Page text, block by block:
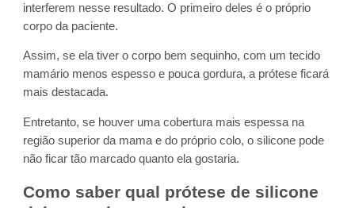
interferem nesse resultado. O primeiro deles é o próprio
corpo da paciente.
Assim, se ela tiver o corpo bem sequinho, com um tecido
mamário menos espesso e pouca gordura, a prótese ficará
mais destacada.
Entretanto, se houver uma cobertura mais espessa na
região superior da mama e do próprio colo, o silicone pode
não ficar tão marcado quanto ela gostaria.
Como saber qual prótese de silicone